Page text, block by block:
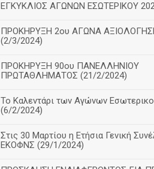
ΕΓΚΥΚΛΙΟΣ ΑΓΩΝΩΝ ΕΣΩΤΕΡΙΚΟΥ
ΠΡΟΚΗΡΥΞΗ 2ου ΑΓΩΝΑ
(2/3/2024)
ΠΡΟΚΗΡΥΞΗ 90ου ΠΑΝΕΛΛΗΝΙΟΥ
ΠΡΩΤΑΘΛΗΜΑΤΟΣ (21/2/2024)
Το Καλεντάρι των Αγώνων
(6/2/2024)
Στις 30 Μαρτίου η Ετήσια Γενική
ΕΚΟΦΝΣ (29/1/2024)